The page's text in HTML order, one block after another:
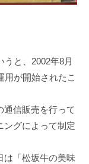
と、2002年8月
用が開始されたこ
通信販売を行って
ングによって制定
は「松坂牛の美味